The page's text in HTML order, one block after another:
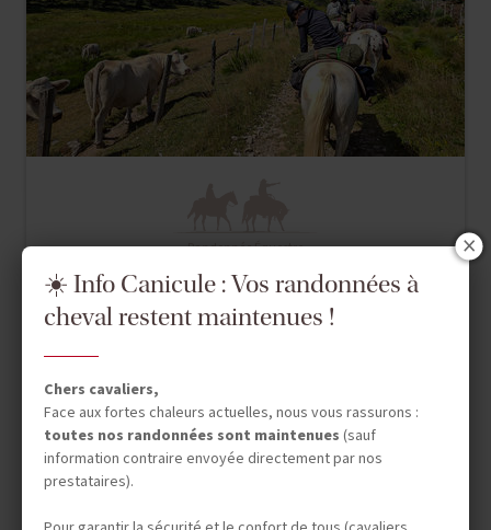
Randonnée Équestre
LANGUEDOC - ROUSSILLON
SUR LA PISTE DES 160KM
7 jours (5 à cheval)
☀️ Info Canicule : Vos randonnées à
cheval restent maintenues !
Chers cavaliers,
Face aux fortes chaleurs actuelles, nous vous rassurons :
toutes nos randonnées sont maintenues (sauf
information contraire envoyée directement par nos
prestataires).